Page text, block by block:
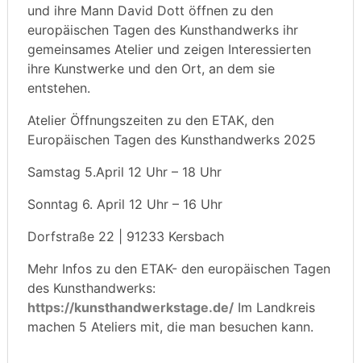
und ihre Mann David Dott öffnen zu den
europäischen Tagen des Kunsthandwerks ihr
gemeinsames Atelier und zeigen Interessierten
ihre Kunstwerke und den Ort, an dem sie
entstehen.
Atelier Öffnungszeiten zu den ETAK, den
Europäischen Tagen des Kunsthandwerks 2025
Samstag 5.April 12 Uhr – 18 Uhr
Sonntag 6. April 12 Uhr – 16 Uhr
Dorfstraße 22 | 91233 Kersbach
Mehr Infos zu den ETAK- den europäischen Tagen
des Kunsthandwerks:
https://kunsthandwerkstage.de/ Im Landkreis
machen 5 Ateliers mit, die man besuchen kann.